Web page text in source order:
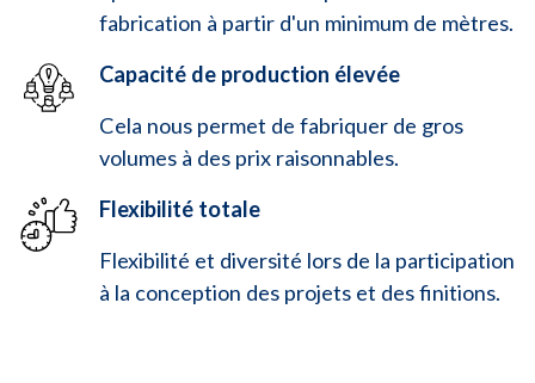
fabrication à partir d'un minimum de mètres.
Capacité de production élevée
Cela nous permet de fabriquer de gros
volumes à des prix raisonnables.
Flexibilité totale
Flexibilité et diversité lors de la participation
à la conception des projets et des finitions.